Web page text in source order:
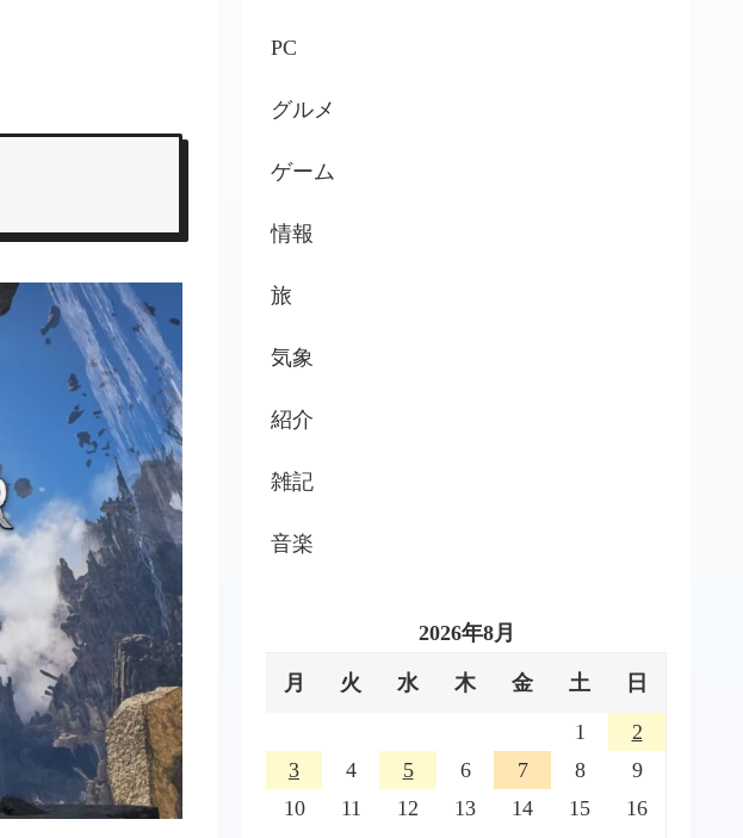
PC
グルメ
ゲーム
情報
旅
気象
紹介
雑記
音楽
2026年8月
月 火 水 木 金 土 日
1
2
3
4 5 6 7 8
9
10
11 12 13 14 15
16